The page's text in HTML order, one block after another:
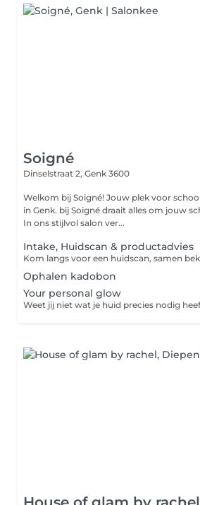
Soigné
Dinselstraat 2, Genk 3600
Welkom bij Soigné! Jouw plek voor schoonheid & ontspanning
in Genk. bij Soigné draait alles om jouw schoonheid en welzijn.
In ons stijlvol salon ver...
Intake, Huidscan & productadvies
Ophalen kadobon
Your personal glow